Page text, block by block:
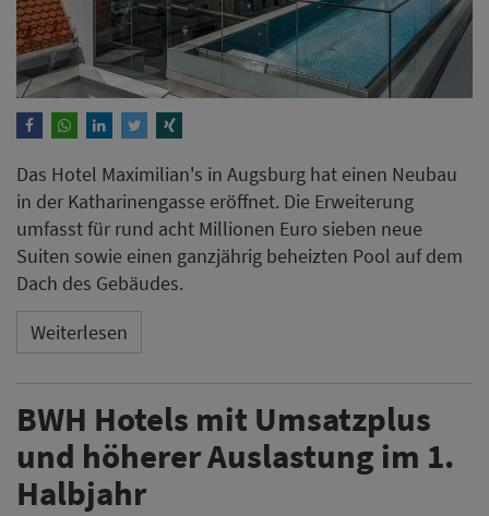
Das Hotel Maximilian's in Augsburg hat einen Neubau
in der Katharinengasse eröffnet. Die Erweiterung
umfasst für rund acht Millionen Euro sieben neue
Suiten sowie einen ganzjährig beheizten Pool auf dem
Dach des Gebäudes.
Weiterlesen
BWH Hotels mit Umsatzplus
und höherer Auslastung im 1.
Halbjahr